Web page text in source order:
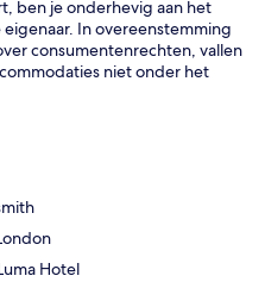
ben je onderhevig aan het
In overeenstemming
consumentenrechten, vallen
niet onder het
Hotel